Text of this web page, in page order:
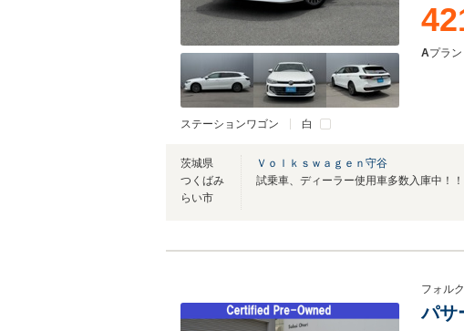
ステーションワゴン 白
Aプラン
茨城県
つくばみ
らい市
Ｖｏｌｋｓｗａｇｅｎ守谷
試乗車、ディーラー使用車多数入庫中！！
フォル
パサ